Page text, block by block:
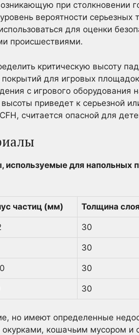
при столкновении
вероятности
для оценки
происшествиями.
критическую высоту
для игровых
с игрового оборудования
приведет к серьезной
считается опасной для
используемые для напольных
частиц (мм) Толщина
30
30
30
30
но имеют определенные
кошачьим мусором и